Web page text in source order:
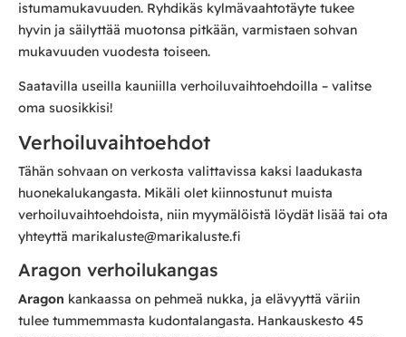
istumamukavuuden. Ryhdikäs kylmävaahtotäyte tukee
hyvin ja säilyttää muotonsa pitkään, varmistaen sohvan
mukavuuden vuodesta toiseen.
Saatavilla useilla kauniilla verhoiluvaihtoehdoilla – valitse
oma suosikkisi!
Verhoiluvaihtoehdot
Tähän sohvaan on verkosta valittavissa kaksi laadukasta
huonekalukangasta. Mikäli olet kiinnostunut muista
verhoiluvaihtoehdoista, niin myymälöistä löydät lisää tai ota
yhteyttä marikaluste@marikaluste.fi
Aragon verhoilukangas
Aragon kankaassa on pehmeä nukka, ja elävyyttä väriin
tulee tummemmasta kudontalangasta. Hankauskesto 45